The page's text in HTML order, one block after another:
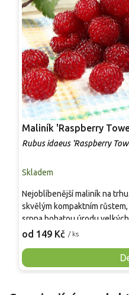
Maliník 'Raspberry
Rubus idaeus 'Raspberry
Skladem
od 149 Kč / ks
Nejoblíbenější maliník na
skvělým kompaktním
srpna bohatou úrodu
Pevné vzpřímené výhony
Mrazuvzdornost do −25 °C
skvělou volbu pro každého